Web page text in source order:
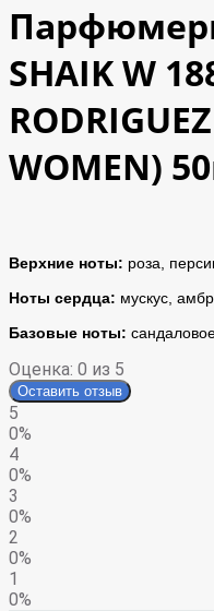
SHAIK W
WOMEN)
Верхние ноты: роза,
Ноты сердца: мускус,
Базовые ноты:
Оценка: 0 из 5
Оставить отзыв
5
0%
4
0%
3
0%
2
0%
1
0%